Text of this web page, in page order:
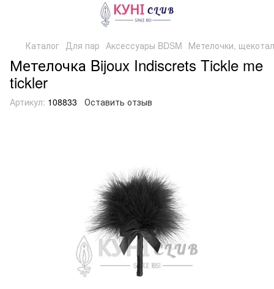
Каталог Для пар Аксессуары BDSM Метелочки,
Метелочка Bijoux Indiscrets Tickle me
tickler
Артикул: 108833 Оставить отзыв